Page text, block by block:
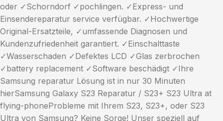
oder ✓Schorndorf ✓pochlingen. ✓Express- und
Einsendereparatur service verfügbar. ✓Hochwertige
Original-Ersatzteile, ✓umfassende Diagnosen und
Kundenzufriedenheit garantiert. ✓Einschalttaste
✓Wasserschaden ✓Defektes LCD ✓Glas zerbrochen
✓battery replacement ✓Software beschädigt ✓Ihre
Samsung reparatur Lösung ist in nur 30 Minuten
hierSamsung Galaxy S23 Reparatur / S23+ S23 Ultra at
flying-phoneProbleme mit Ihrem S23, S23+, oder S23
Ultra von Samsung? Keine Sorge! Unser speziell auf